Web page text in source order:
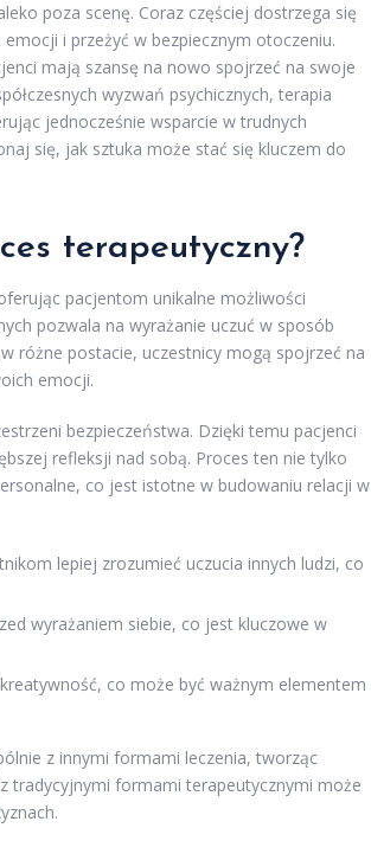
poza scenę. Coraz częściej dostrzega się
i przeżyć w bezpiecznym otoczeniu.
mają szansę na nowo spojrzeć na swoje
wyzwań psychicznych, terapia
jednocześnie wsparcie w trudnych
się, jak sztuka może stać się kluczem do
terapeutyczny?
pacjentom unikalne możliwości
pozwala na wyrażanie uczuć w sposób
różne postacie, uczestnicy mogą spojrzeć na
emocji.
bezpieczeństwa. Dzięki temu pacjenci
refleksji nad sobą. Proces ten nie tylko
co jest istotne w budowaniu relacji w
lepiej zrozumieć uczucia innych ludzi, co
wyrażaniem siebie, co jest kluczowe w
co może być ważnym elementem
z innymi formami leczenia, tworząc
tradycyjnymi formami terapeutycznymi może